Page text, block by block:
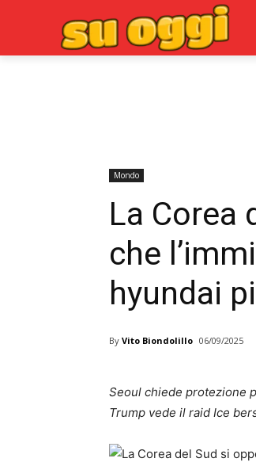
Mondo
La Corea
che
hyundai
By Vito Biondolillo 06/09/2025
Seoul chiede protezione
Trump vede il raid Ice